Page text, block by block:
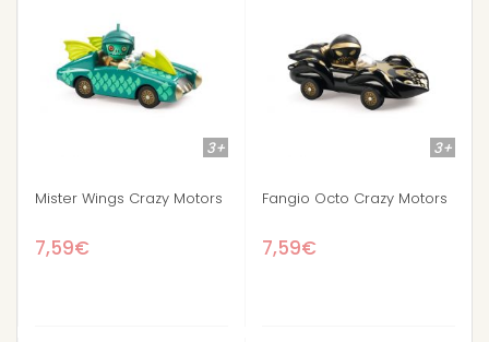
3+
Mister Wings Crazy Motors
7,59€
3+
Fangio Octo Crazy Motors
7,59€